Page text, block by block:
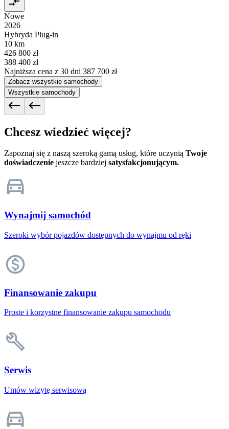
Nowe
2026
Hybryda Plug-in
10 km
426 800 zł
388 400 zł
Najniższa cena z 30 dni 387 700 zł
Zobacz wszystkie samochody
Wszystkie samochody
Chcesz wiedzieć więcej?
Zapoznaj się z naszą szeroką gamą usług, które uczynią Twoje
doświadczenie jeszcze bardziej satysfakcjonującym.
Wynajmij samochód
Szeroki wybór pojazdów dostępnych do wynajmu od ręki
Finansowanie zakupu
Proste i korzystne finansowanie zakupu samochodu
Serwis
Umów wizytę serwisową